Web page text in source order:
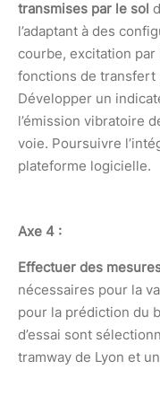
transmises par le sol
l’adaptant à des
courbe, excitation par
fonctions de transfert
Développer un
l’émission vibratoire
voie. Poursuivre
plateforme logicielle.
Axe 4 :
Effectuer des
nécessaires pour la
pour la prédiction du
d’essai sont
tramway de Lyon et